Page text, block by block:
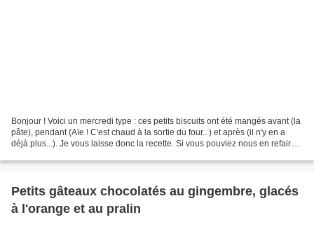
Bonjour ! Voici un mercredi type : ces petits biscuits ont été mangés avant (la
pâte), pendant (Aïe ! C'est chaud à la sortie du four...) et après (il n'y en a
déjà plus...). Je vous laisse donc la recette. Si vous pouviez nous en refaire...
Petits gâteaux chocolatés au gingembre, glacés
à l'orange et au pralin